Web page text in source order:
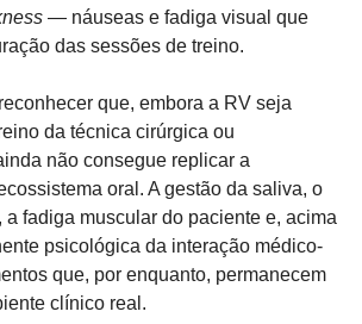
— náuseas e fadiga visual que
das sessões de treino.
que, embora a RV seja
da técnica cirúrgica ou
não consegue replicar a
oral. A gestão da saliva, o
fadiga muscular do paciente e, acima
psicológica da interação médico-
que, por enquanto, permanecem
clínico real.